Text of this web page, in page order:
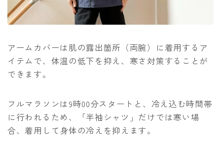
アームカバーは肌の露出箇所（両腕）に着用するア
イテムで、体温の低下を抑え、寒さ対策することが
できます。
フルマラソンは9時00分スタートと、冷え込む時間帯
に行われるため、「半袖シャツ」だけでは寒い場
合、着用して身体の冷えを抑えます。